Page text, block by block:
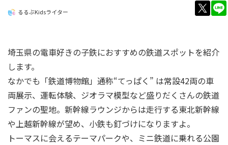
るるぶKidsライター
埼玉県の電車好きの子鉄におすすめの鉄道スポットを紹介
します。
なかでも「鉄道博物館」通称“てっぱく” は常設42両の車
両展示、運転体験、ジオラマ模型など盛りだくさんの鉄道
ファンの聖地。新幹線ラウンジからは走行する東北新幹線
や上越新幹線が望め、小鉄も釘づけになりますよ。
トーマスに会えるテーマパークや、ミニ鉄道に乗れる公園